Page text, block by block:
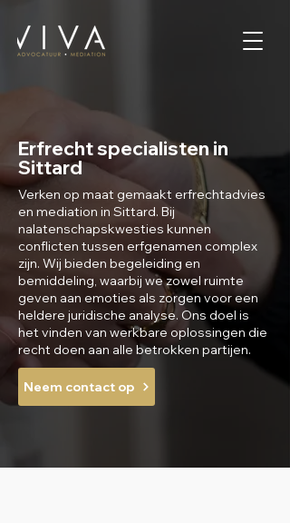
Erfrecht specialisten in
Sittard
Verken op maat gemaakt erfrechtadvies
en mediation in Sittard. Bij
nalatenschapskwesties kunnen
conflicten tussen erfgenamen complex
zijn. Wij bieden begeleiding en
bemiddeling, waarbij we zowel ruimte
geven aan emoties als zorgen voor een
heldere juridische analyse. Ons doel is
het vinden van werkbare oplossingen die
recht doen aan alle betrokken partijen.
Neem contact op